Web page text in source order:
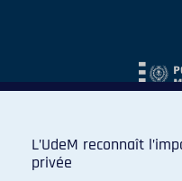
L’UdeM reconnaît
privée